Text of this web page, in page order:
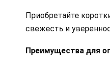
Приобретайте
свежесть и
Преимущества для